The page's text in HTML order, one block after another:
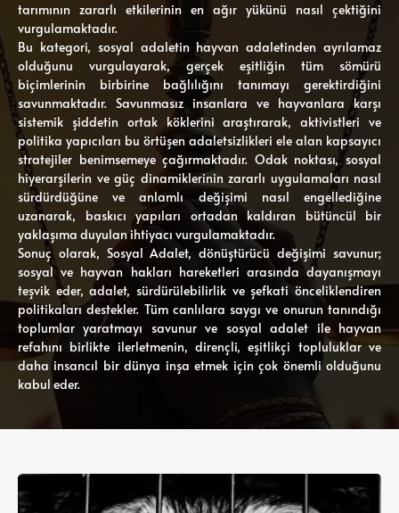
tarımının zararlı etkilerinin en ağır yükünü nasıl çektiğini
vurgulamaktadır.
Bu kategori, sosyal adaletin hayvan adaletinden ayrılamaz
olduğunu vurgulayarak, gerçek eşitliğin tüm sömürü
biçimlerinin birbirine bağlılığını tanımayı gerektirdiğini
savunmaktadır. Savunmasız insanlara ve hayvanlara karşı
sistemik şiddetin ortak köklerini araştırarak, aktivistleri ve
politika yapıcıları bu örtüşen adaletsizlikleri ele alan kapsayıcı
stratejiler benimsemeye çağırmaktadır. Odak noktası, sosyal
hiyerarşilerin ve güç dinamiklerinin zararlı uygulamaları nasıl
sürdürdüğüne ve anlamlı değişimi nasıl engellediğine
uzanarak, baskıcı yapıları ortadan kaldıran bütüncül bir
yaklaşıma duyulan ihtiyacı vurgulamaktadır.
Sonuç olarak, Sosyal Adalet, dönüştürücü değişimi savunur;
sosyal ve hayvan hakları hareketleri arasında dayanışmayı
teşvik eder, adalet, sürdürülebilirlik ve şefkati önceliklendiren
politikaları destekler. Tüm canlılara saygı ve onurun tanındığı
toplumlar yaratmayı savunur ve sosyal adalet ile hayvan
refahını birlikte ilerletmenin, dirençli, eşitlikçi topluluklar ve
daha insancıl bir dünya inşa etmek için çok önemli olduğunu
kabul eder.